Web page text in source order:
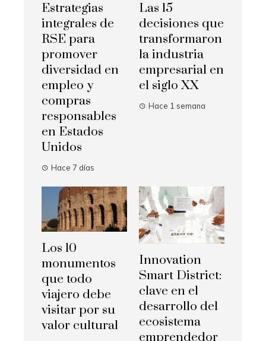
Estrategias
integrales de
RSE para
promover
diversidad en
empleo y
compras
responsables
en Estados
Unidos
Hace 7 días
Las 15
decisiones que
transformaron
la industria
empresarial en
el siglo XX
Hace 1 semana
Los 10
monumentos
que todo
viajero debe
visitar por su
valor cultural
Innovation
Smart District:
clave en el
desarrollo del
ecosistema
emprendedor